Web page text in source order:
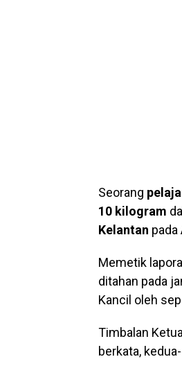
Seorang
10 kilogram
Kelantan pada
Memetik
ditahan pada
Kancil oleh
Timbalan
berkata,